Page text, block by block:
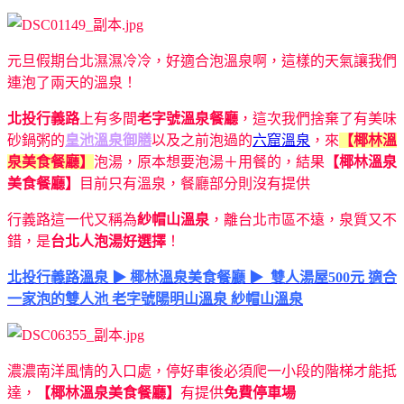
元旦假期台北濕濕冷冷，好適合泡溫泉啊，這樣的天氣讓我們
連泡了兩天的溫泉！
北投行義路上有多間老字號溫泉餐廳 ，這次我們捨棄了有美味
砂鍋粥的皇池溫泉御膳以及之前泡過的六窟溫泉 ，來 【椰林溫
泉美食餐廳】 泡湯，原本想要泡湯＋用餐的，結果 【椰林溫泉
美食餐廳】
目前只有溫泉，餐廳部分則沒有提供
行義路這一代又稱為紗帽山溫泉 ，離台北市區不遠，泉質又不
錯，是台北人泡湯好選擇 ！
北投行義路溫泉 ▶ 椰林溫泉美食餐廳 ▶ 雙人湯屋500元 適合
一家泡的雙人池 老字號陽明山溫泉 紗帽山溫泉
濃濃南洋風情的入口處，停好車後必須爬一小段的階梯才能抵
達，
【椰林溫泉美食餐廳】 有提供免費停車場